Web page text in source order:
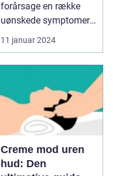
forårsage en række
uønskede symptomer
som bumser, hudorme
og urenheder....
11 januar 2024
Creme mod uren
hud: Den